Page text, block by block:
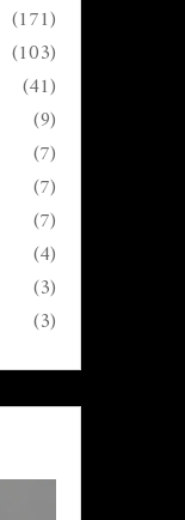
(171)
(103)
(41)
(9)
(7)
(7)
(7)
(4)
(3)
(3)